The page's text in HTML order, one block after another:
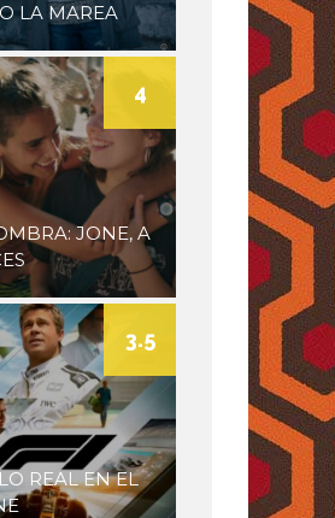
LA MAREA
JONE, A
4
REAL EN EL
3.5